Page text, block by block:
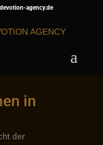
agency.de
in
der